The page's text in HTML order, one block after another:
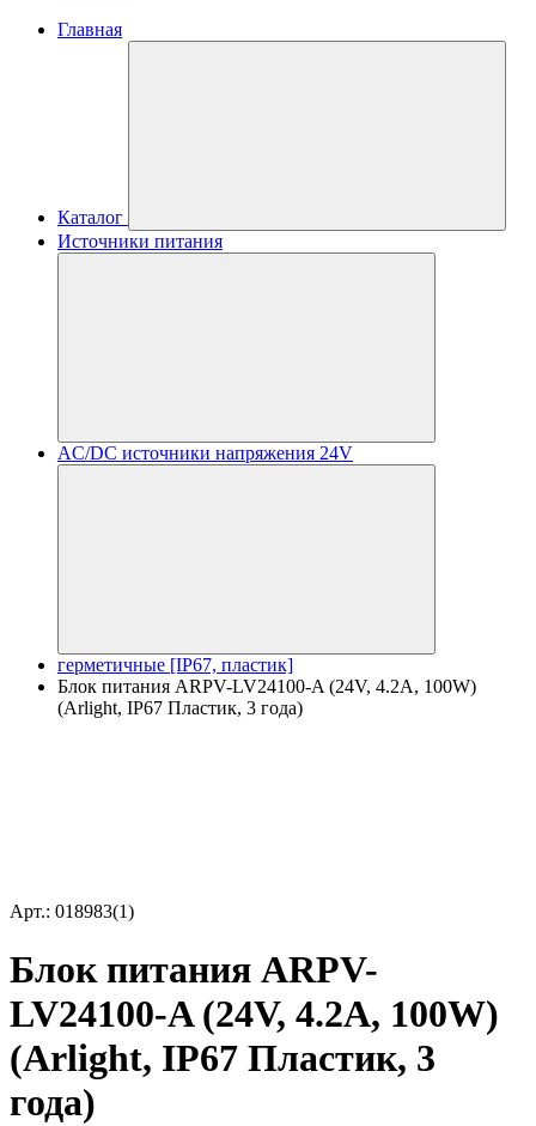
Главная
Каталог
Источники питания
AC/DC источники напряжения 24V
герметичные [IP67, пластик]
Блок питания ARPV-LV24100-A (24V, 4.2A, 100W)
(Arlight, IP67 Пластик, 3 года)
Арт.: 018983(1)
Блок питания ARPV-
LV24100-A (24V, 4.2A, 100W)
(Arlight, IP67 Пластик, 3
года)